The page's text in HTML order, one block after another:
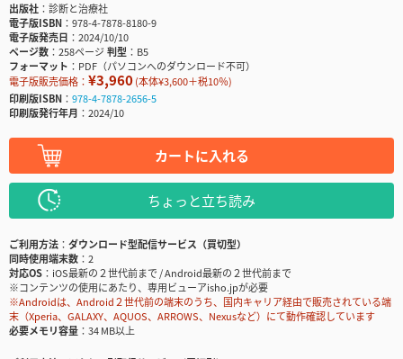
出版社
診断と治療社
電子版ISBN
978-4-7878-8180-9
電子版発売日
2024/10/10
ページ数
258ページ判型
B5
フォーマット
PDF（パソコンへのダウンロード不可）
電子版販売価格： ¥3,960(本体¥3,600＋税10％)
印刷版ISBN
978-4-7878-2656-5
印刷版発行年月
2024/10
カートに入れる
ちょっと立ち読み
ご利用方法
ダウンロード型配信サービス（買切型）
同時使用端末数
2
対応OS
iOS最新の２世代前まで / Android最新の２世代前まで
※コンテンツの使用にあたり、専用ビューアisho.jpが必要
※Androidは、Android２世代前の端末のうち、国内キャリア経由で販売されている端
末（Xperia、GALAXY、AQUOS、ARROWS、Nexusなど）にて動作確認しています
必要メモリ容量
34 MB以上